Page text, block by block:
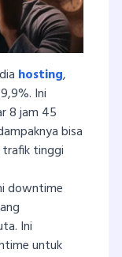
hosting,
Ini
8 jam 45
bisa
trafik tinggi
downtime
Ini
untuk